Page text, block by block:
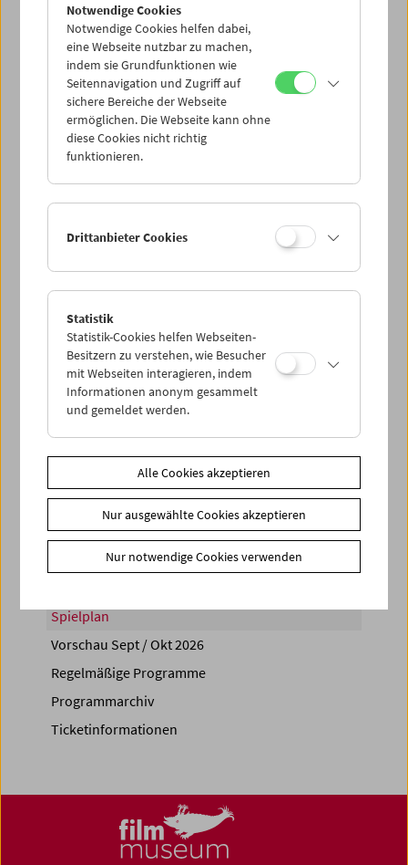
Di 8.12.
Mi 9.12.
Do 10.12.
Sa 12.12.
PROGRAMM ÜBERBLICK
Share on
Spielplan
Vorschau Sept / Okt 2026
Regelmäßige Programme
Programmarchiv
Ticketinformationen
Notwendige Cookies
Notwendige Cookies helfen dabei,
eine Webseite nutzbar zu machen,
indem sie Grundfunktionen wie
Seitennavigation und Zugriff auf
sichere Bereiche der Webseite
ermöglichen. Die Webseite kann ohne
diese Cookies nicht richtig
funktionieren.
Drittanbieter Cookies
Statistik
Statistik-Cookies helfen Webseiten-
Besitzern zu verstehen, wie Besucher
mit Webseiten interagieren, indem
Informationen anonym gesammelt
und gemeldet werden.
Alle Cookies akzeptieren
Nur ausgewählte Cookies akzeptieren
Nur notwendige Cookies verwenden